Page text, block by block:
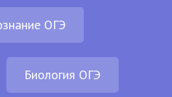
ОГЭ
Биология ОГЭ